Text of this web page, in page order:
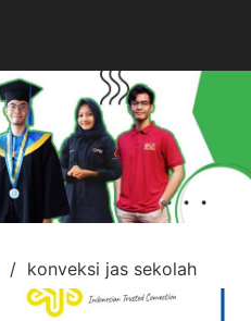
konveksi jas sekolah